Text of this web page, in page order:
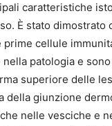
caratteristiche
È stato dimostrato
prime cellule
patologia e
superiore delle
della giunzione
nelle vesciche e